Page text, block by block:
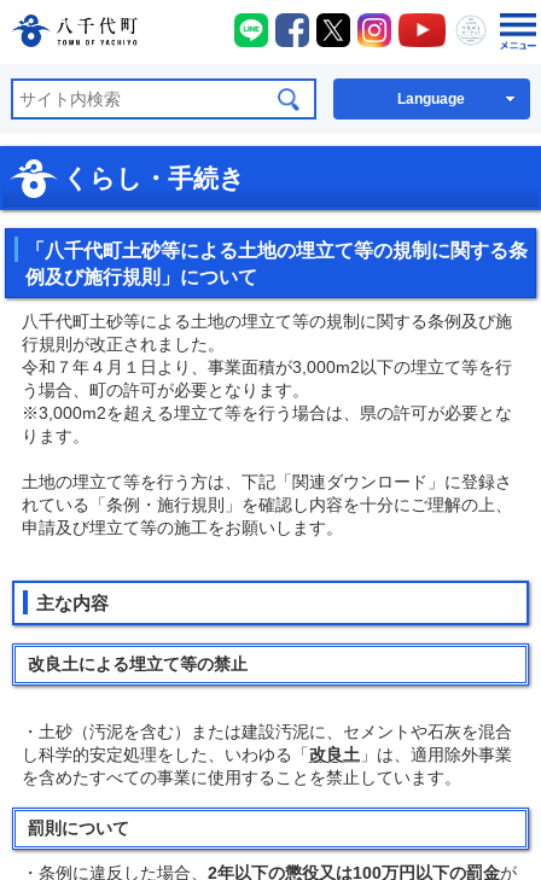
八千代町公式ホームページ
八千代町LINE
八千代町Facebook
八千代町X八千代町Instagram
八千代町
八千
Language
くらし・手続き
「八千代町土砂等による土地の埋立て等の規制に関する条
例及び施行規則」について
八千代町土砂等による土地の埋立て等の規制に関する条例及び施
行規則が改正されました。
令和７年４月１日より、事業面積が3,000m2以下の埋立て等を行
う場合、町の許可が必要となります。
※3,000m2を超える埋立て等を行う場合は、県の許可が必要とな
ります。
土地の埋立て等を行う方は、下記「関連ダウンロード」に登録さ
れている「条例・施行規則」を確認し内容を十分にご理解の上、
申請及び埋立て等の施工をお願いします。
主な内容
改良土による埋立て等の禁止
・土砂（汚泥を含む）または建設汚泥に、セメントや石灰を混合
し科学的安定処理をした、いわゆる「改良土 」は、適用除外事業
を含めたすべての事業に使用することを禁止しています。
罰則について
・条例に違反した場合、 2年以下の懲役又は100万円以下の罰金が